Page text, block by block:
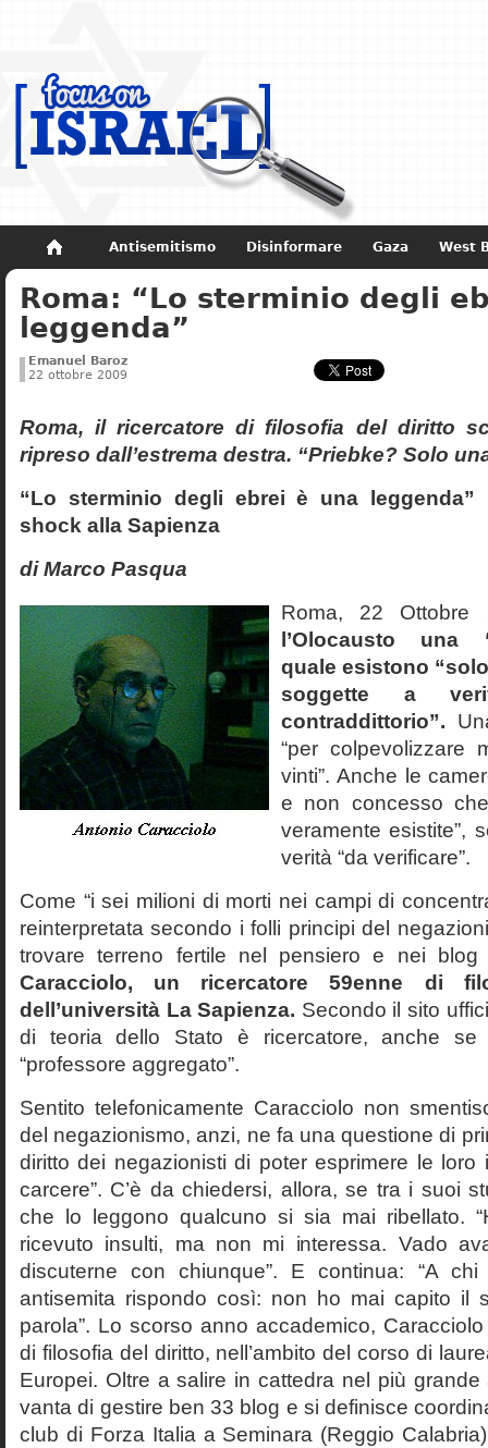
Antisemitismo Disinformare Gaza West
Non dimenticare Storia di Israele
Roma: “Lo sterminio degli
leggenda”
Emanuel Baroz
22 ottobre 2009
Roma, il ricercatore di filosofia del diritto
ripreso dall’estrema destra. “Priebke? Solo
“Lo sterminio degli ebrei è una leggenda”
shock alla Sapienza
di Marco Pasqua
Roma, 22
l’Olocausto una
quale esistono
soggette a
contraddittorio”.
“per colpevolizzare
vinti”. Anche le
e non concesso
veramente esistite”,
verità “da verificare”.
Come “i sei milioni di morti nei campi di
reinterpretata secondo i folli principi del
trovare terreno fertile nel pensiero e nei
Caracciolo, un ricercatore 59enne di
dell’università La Sapienza. Secondo il sito
di teoria dello Stato è ricercatore, anche
“professore aggregato”.
Sentito telefonicamente Caracciolo non
del negazionismo, anzi, ne fa una questione di
diritto dei negazionisti di poter esprimere le loro
carcere”. C’è da chiedersi, allora, se tra i suoi
che lo leggono qualcuno si sia mai ribellato.
ricevuto insulti, ma non mi interessa. Vado
discuterne con chiunque”. E continua: “A
antisemita rispondo così: non ho mai capito il
parola”. Lo scorso anno accademico,
di filosofia del diritto, nell’ambito del corso di
Europei. Oltre a salire in cattedra nel più grande
vanta di gestire ben 33 blog e si definisce
club di Forza Italia a Seminara (Reggio